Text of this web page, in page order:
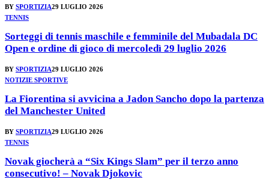
BY SPORTIZIA29 LUGLIO 2026
TENNIS
Sorteggi di tennis maschile e femminile del Mubadala DC
Open e ordine di gioco di mercoledì 29 luglio 2026
BY SPORTIZIA29 LUGLIO 2026
NOTIZIE SPORTIVE
La Fiorentina si avvicina a Jadon Sancho dopo la partenza
del Manchester United
BY SPORTIZIA29 LUGLIO 2026
TENNIS
Novak giocherà a “Six Kings Slam” per il terzo anno
consecutivo! – Novak Djokovic